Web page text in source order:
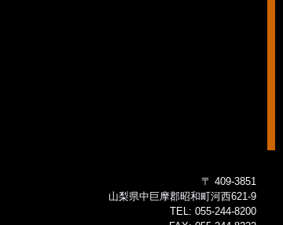
〒 409-3851
山梨県中巨摩郡昭和町河西621-9
TEL: 055-244-8200